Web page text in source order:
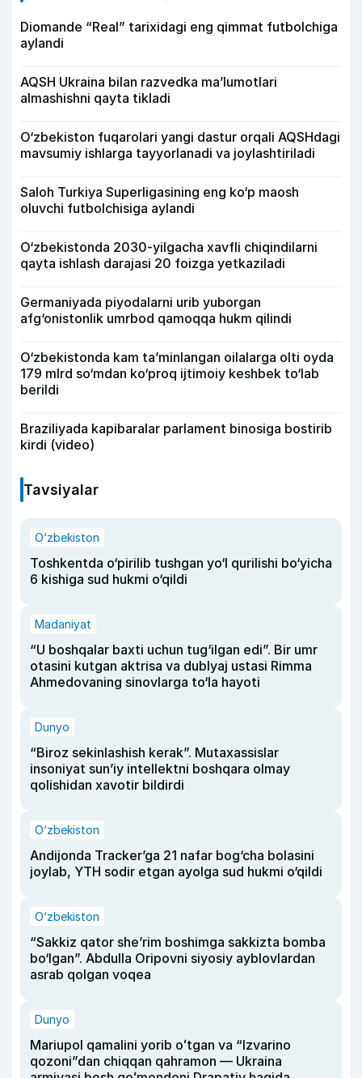
Diomande “Real” tarixidagi eng qimmat futbolchiga
aylandi
AQSH Ukraina bilan razvedka ma’lumotlari
almashishni qayta tikladi
O‘zbekiston fuqarolari yangi dastur orqali AQSHdagi
mavsumiy ishlarga tayyorlanadi va joylashtiriladi
Saloh Turkiya Superligasining eng ko‘p maosh
oluvchi futbolchisiga aylandi
O‘zbekistonda 2030-yilgacha xavfli chiqindilarni
qayta ishlash darajasi 20 foizga yetkaziladi
Germaniyada piyodalarni urib yuborgan
afg‘onistonlik umrbod qamoqqa hukm qilindi
O‘zbekistonda kam ta’minlangan oilalarga olti oyda
179 mlrd so‘mdan ko‘proq ijtimoiy keshbek to‘lab
berildi
Braziliyada kapibaralar parlament binosiga bostirib
kirdi (video)
Tavsiyalar
O‘zbekiston
Toshkentda o‘pirilib tushgan yo‘l qurilishi bo‘yicha
6 kishiga sud hukmi o‘qildi
Madaniyat
“U boshqalar baxti uchun tug‘ilgan edi”. Bir umr
otasini kutgan aktrisa va dublyaj ustasi Rimma
Ahmedovaning sinovlarga to‘la hayoti
Dunyo
“Biroz sekinlashish kerak”. Mutaxassislar
insoniyat sun’iy intellektni boshqara olmay
qolishidan xavotir bildirdi
O‘zbekiston
Andijonda Tracker’ga 21 nafar bog‘cha bolasini
joylab, YTH sodir etgan ayolga sud hukmi o‘qildi
O‘zbekiston
“Sakkiz qator she’rim boshimga sakkizta bomba
bo‘lgan”. Abdulla Oripovni siyosiy ayblovlardan
asrab qolgan voqea
Dunyo
Mariupol qamalini yorib oʻtgan va “Izvarino
qozoni”dan chiqqan qahramon — Ukraina